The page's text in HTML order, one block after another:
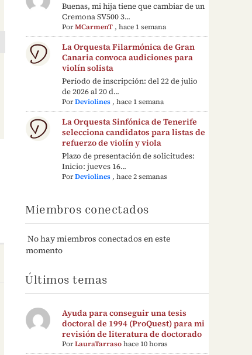
Buenas, mi hija tiene que cambiar de un
Cremona SV500 3...
PorMCarmenT ,hace 1 semana
La Orquesta Filarmónica de Gran
Canaria convoca audiciones para
violín solista
Período de inscripción: del 22 de julio
de 2026 al 20 d...
PorDeviolines ,hace 1 semana
La Orquesta Sinfónica de Tenerife
selecciona candidatos para listas de
refuerzo de violín y viola
Plazo de presentación de solicitudes:
Inicio: jueves 16...
PorDeviolines ,hace 2 semanas
Miembros conectados
No hay miembros conectados en este
momento
Últimos temas
Ayuda para conseguir una tesis
doctoral de 1994 (ProQuest) para mi
revisión de literatura de doctorado
PorLauraTarraso hace 10 horas